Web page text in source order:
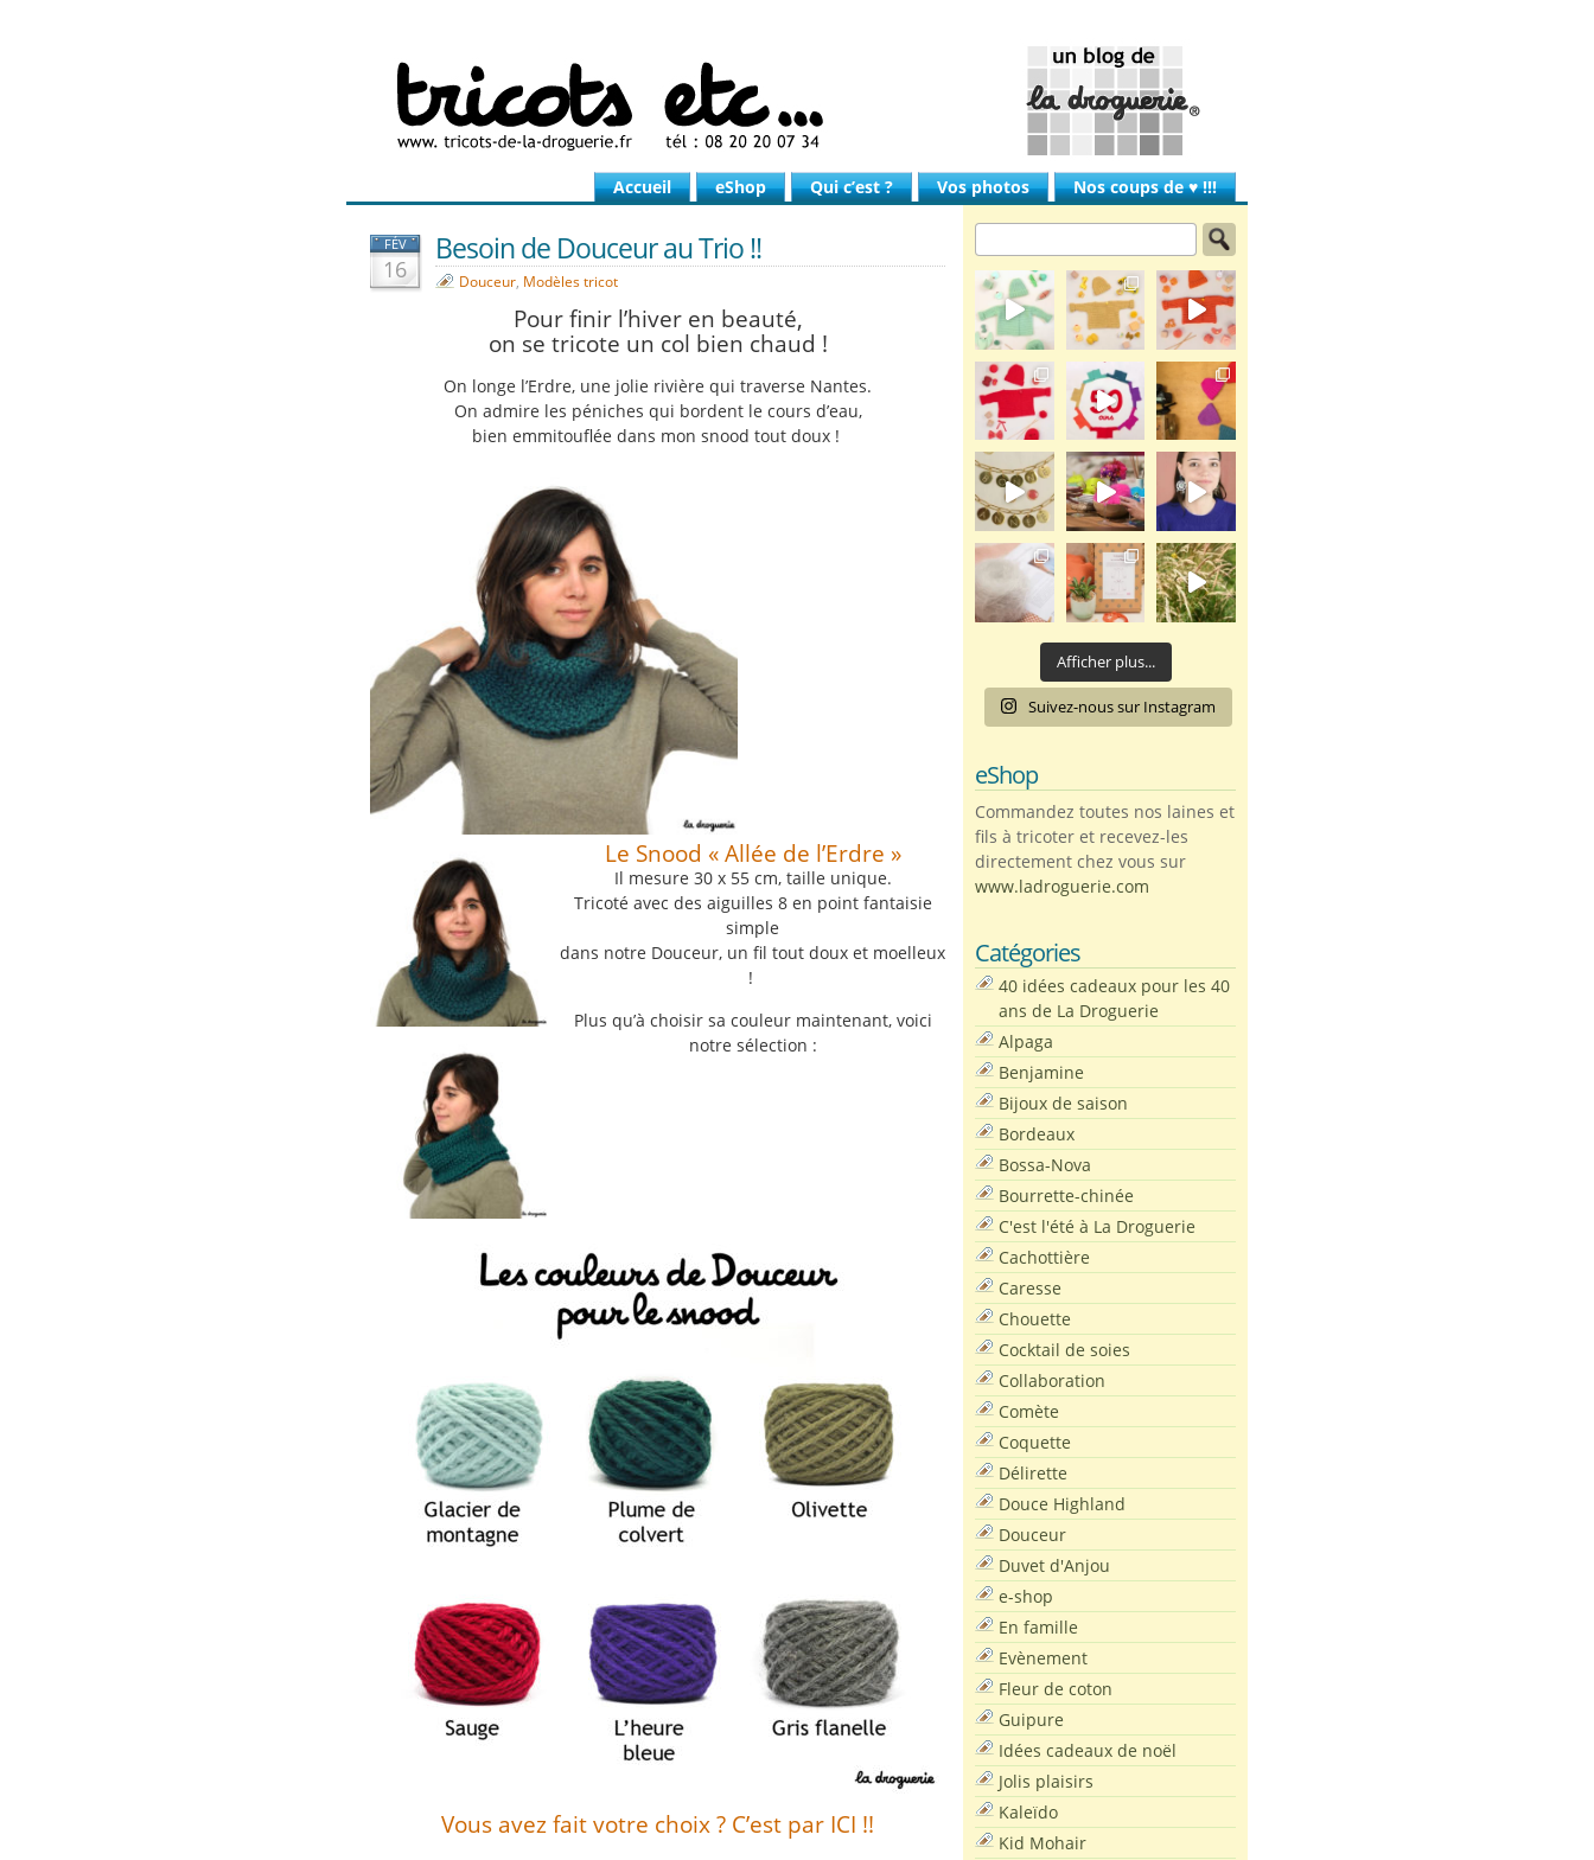
Accueil eShop Qui c’est ? Vos photos Nos coups de ♥ !!!
FÉV
16
Besoin de Douceur au Trio !!
Douceur, Modèles tricot
Pour finir l’hiver en beauté,
on se tricote un col bien chaud !
On longe l’Erdre, une jolie rivière qui traverse Nantes.
On admire les péniches qui bordent le cours d’eau,
bien emmitouflée dans mon snood tout doux !
Le Snood « Allée de l’Erdre »
Il mesure 30 x 55 cm, taille unique.
Tricoté avec des aiguilles 8 en point fantaisie
simple
dans notre Douceur, un fil tout doux et moelleux
!
Plus qu’à choisir sa couleur maintenant, voici
notre sélection :
Vous avez fait votre choix ? C’est par ICI !!
Afficher plus...
Suivez-nous sur Instagram
eShop
Commandez toutes nos laines et
fils à tricoter et recevez-les
directement chez vous sur
www.ladroguerie.com
Catégories
40 idées cadeaux pour les 40
ans de La Droguerie
Alpaga
Benjamine
Bijoux de saison
Bordeaux
Bossa-Nova
Bourrette-chinée
C'est l'été à La Droguerie
Cachottière
Caresse
Chouette
Cocktail de soies
Collaboration
Comète
Coquette
Délirette
Douce Highland
Douceur
Duvet d'Anjou
e-shop
En famille
Evènement
Fleur de coton
Guipure
Idées cadeaux de noël
Jolis plaisirs
Kaleïdo
Kid Mohair